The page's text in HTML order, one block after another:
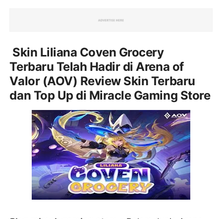
Skin Liliana Coven Grocery
Terbaru Telah Hadir di Arena of
Valor (AOV) Review Skin Terbaru
dan Top Up di Miracle Gaming Store